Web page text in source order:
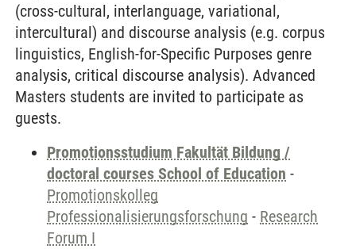
(cross-cultural, interlanguage, variational,
intercultural) and discourse analysis (e.g. corpus
linguistics, English-for-Specific Purposes genre
analysis, critical discourse analysis). Advanced
Masters students are invited to participate as
guests.
Promotionsstudium Fakultät Bildung /
doctoral courses School of Education -
Promotionskolleg
Professionalisierungsforschung - Research
Forum I